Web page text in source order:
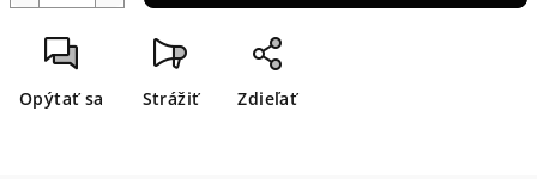
Opýtať sa Strážiť Zdieľať